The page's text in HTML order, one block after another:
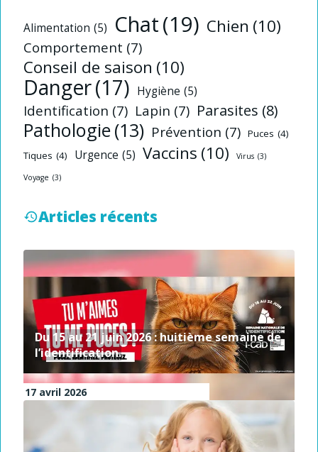
Alimentation (5) Chat(19) Chien (10)
Comportement (7)
Conseil de saison (10)
Danger(17) Hygiène (5)
Identification (7) Lapin (7) Parasites (8)
Pathologie(13) Prévention (7) Puces (4)
Tiques (4) Urgence (5) Vaccins (10) Virus (3)
Voyage (3)
Articles récents
Du 15 au 21 juin 2026 : huitième semaine de
l’identification.
17 avril 2026